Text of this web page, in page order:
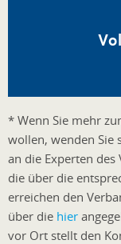
* Wenn Sie mehr
wollen, wenden Sie
an die Experten des
die über die
erreichen den
über die hier
vor Ort stellt den